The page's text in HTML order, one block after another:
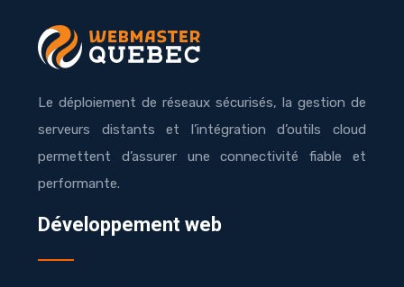
Le déploiement de réseaux sécurisés, la gestion de
serveurs distants et l’intégration d’outils cloud
permettent d’assurer une connectivité fiable et
performante.
Développement web